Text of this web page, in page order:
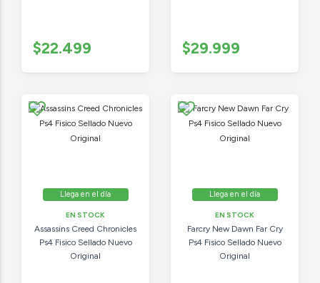
$22.499 $29.999
Llega en el día
EN STOCK
Assassins Creed Chronicles
Ps4 Fisico Sellado Nuevo
Original
Llega en el día
EN STOCK
Farcry New Dawn Far Cry
Ps4 Fisico Sellado Nuevo
Original